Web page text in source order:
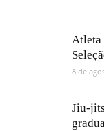
Atleta
8 de
Jiu-